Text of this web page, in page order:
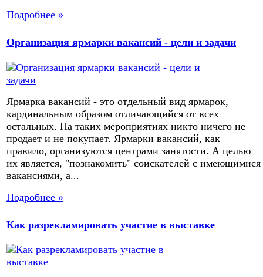
Подробнее »
Организация ярмарки вакансий - цели и задачи
Ярмарка вакансий - это отдельный вид ярмарок,
кардинальным образом отличающийся от всех
остальных. На таких мероприятиях никто ничего не
продает и не покупает. Ярмарки вакансий, как
правило, организуются центрами занятости. А целью
их является, "познакомить" соискателей с имеющимися
вакансиями, а...
Подробнее »
Как разрекламировать участие в выставке